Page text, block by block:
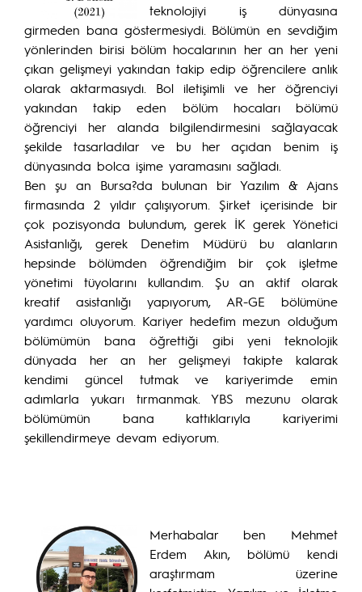
teknolojiyi iş dünyasına
girmeden bana göstermesiydi. Bölümün en sevdiğim
yönlerinden birisi bölüm hocalarının her an her yeni
çıkan gelişmeyi yakından takip edip öğrencilere anlık
olarak aktarmasıydı. Bol iletişimli ve her öğrenciyi
yakından takip eden bölüm hocaları bölümü
öğrenciyi her alanda bilgilendirmesini sağlayacak
şekilde tasarladılar ve bu her açıdan benim iş
dünyasında bolca işime yaramasını sağladı.
Ben şu an Bursa?da bulunan bir Yazılım & Ajans
firmasında 2 yıldır çalışıyorum. Şirket içerisinde bir
çok pozisyonda bulundum, gerek İK gerek Yönetici
Asistanlığı, gerek Denetim Müdürü bu alanların
hepsinde bölümden öğrendiğim bir çok işletme
yönetimi tüyolarını kullandım. Şu an aktif olarak
kreatif asistanlığı yapıyorum, AR-GE bölümüne
yardımcı oluyorum. Kariyer hedefim mezun olduğum
bölümümün bana öğrettiği gibi yeni teknolojik
dünyada her an her gelişmeyi takipte kalarak
kendimi güncel tutmak ve kariyerimde emin
adımlarla yukarı tırmanmak. YBS mezunu olarak
bölümümün bana kattıklarıyla kariyerimi
şekillendirmeye devam ediyorum.
Merhabalar ben Mehmet
Erdem Akın, bölümü kendi
araştırmam üzerine